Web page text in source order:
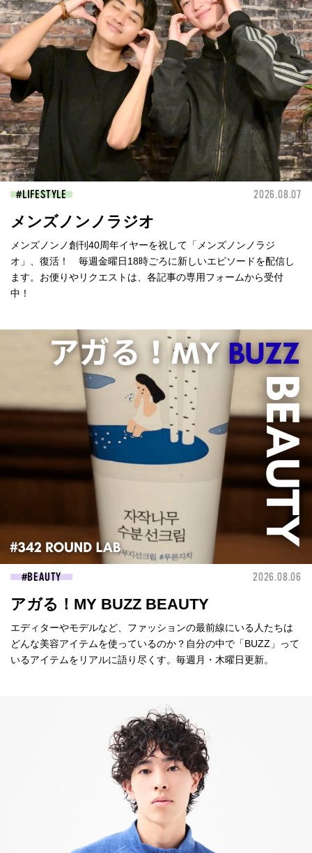
LIFESTYLE 2026.08.07
メンズノンノラジオ
メンズノンノ創刊40周年イヤーを祝して「メンズノンノラジ
オ」、復活！ 毎週金曜日18時ごろに新しいエピソードを配信し
ます。お便りやリクエストは、各記事の専用フォームから受付
中！
BEAUTY 2026.08.06
アガる！MY BUZZ BEAUTY
エディターやモデルなど、ファッションの最前線にいる人たちは
どんな美容アイテムを使っているのか？自分の中で「BUZZ」って
いるアイテムをリアルに語り尽くす。毎週月・木曜日更新。